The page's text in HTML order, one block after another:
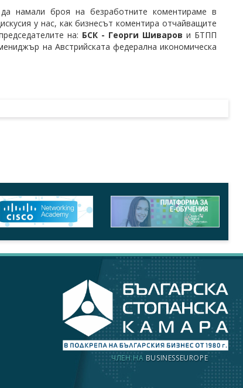
намали броя на безработните коментираме в
у нас, как бизнесът коментира отчайващите
на: БСК - Георги Шиваров и БТПП
на Австрийската федерална икономическа
ЧЛЕН НА BUSINESSEUROPE